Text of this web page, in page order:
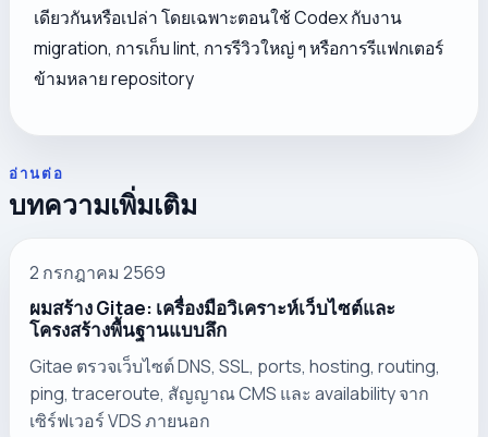
เดียวกันหรือเปล่า โดยเฉพาะตอนใช้ Codex กับงาน
migration, การเก็บ lint, การรีวิวใหญ่ ๆ หรือการรีแฟกเตอร์
ข้ามหลาย repository
อ่านต่อ
บทความเพิ่มเติม
2 กรกฎาคม 2569
ผมสร้าง Gitae: เครื่องมือวิเคราะห์เว็บไซต์และ
โครงสร้างพื้นฐานแบบลึก
Gitae ตรวจเว็บไซต์ DNS, SSL, ports, hosting, routing,
ping, traceroute, สัญญาณ CMS และ availability จาก
เซิร์ฟเวอร์ VDS ภายนอก